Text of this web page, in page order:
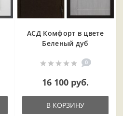
АСД Комфорт в цвете
Беленый дуб
0
16 100 руб.
В КОРЗИНУ